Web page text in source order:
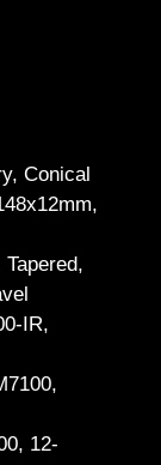
Conical
IR,
12-